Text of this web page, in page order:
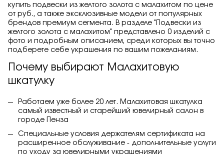
купить подвески из желтого золота с малахитом по цене
от руб., а также эксклюзивные модели от популярных
брендов премиум сегмента. В разделе "Подвески из
желтого золота с малахитом" представлено 0 изделий с
фото и подробным описанием, среди которых вы точно
подберете себе украшения по вашим пожеланиям.
Почему выбирают Малахитовую
шкатулку
Работаем уже более 20 лет. Малахитовая шкатулка
самый известный и старейший ювелирный салон в
городе Пенза
Специальные условия держателям сертификата на
расширенное обслуживание - дополнительные услуги
по уходу за ювелирными украшениями